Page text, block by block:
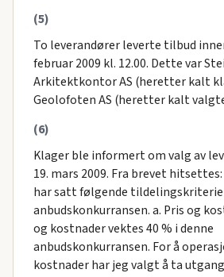
(5)
To leverandører leverte tilbud
februar 2009 kl. 12.00. Dette var
Arkitektkontor AS (heretter kalt
Geolofoten AS (heretter kalt
(6)
Klager ble informert om valg av
19. mars 2009. Fra brevet
har satt følgende
anbudskonkurransen. a. Pris og
og kostnader vektes 40 % i denne
anbudskonkurransen. For å
kostnader har jeg valgt å ta